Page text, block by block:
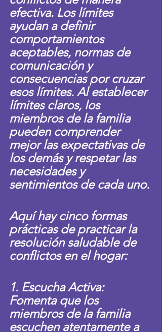
efectiva. Los límites
ayudan a definir
comportamientos
aceptables, normas de
comunicación y
consecuencias por cruzar
esos límites. Al establecer
límites claros, los
miembros de la familia
pueden comprender
mejor las expectativas de
los demás y respetar las
necesidades y
sentimientos de cada uno.
Aquí hay cinco formas
prácticas de practicar la
resolución saludable de
conflictos en el hogar:
1. Escucha Activa:
Fomenta que los
miembros de la familia
escuchen atentamente a